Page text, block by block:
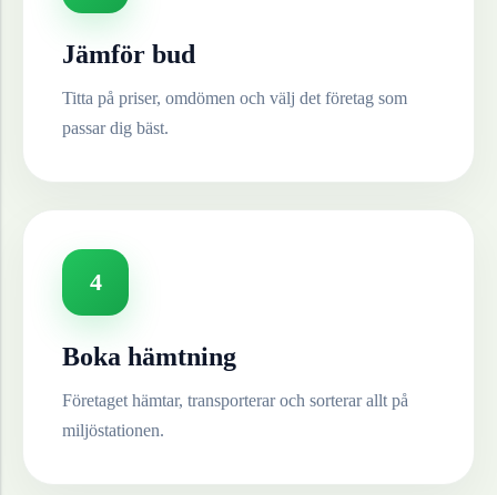
Jämför bud
Titta på priser, omdömen och välj det företag som
passar dig bäst.
4
Boka hämtning
Företaget hämtar, transporterar och sorterar allt på
miljöstationen.